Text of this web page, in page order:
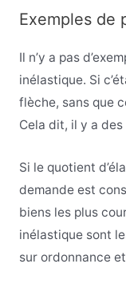
Exemples de
Il n’y a pas
inélastique. Si
flèche, sans que
Cela dit, il y a
Si le quotient
demande est
biens les plus
inélastique sont
sur ordonnance